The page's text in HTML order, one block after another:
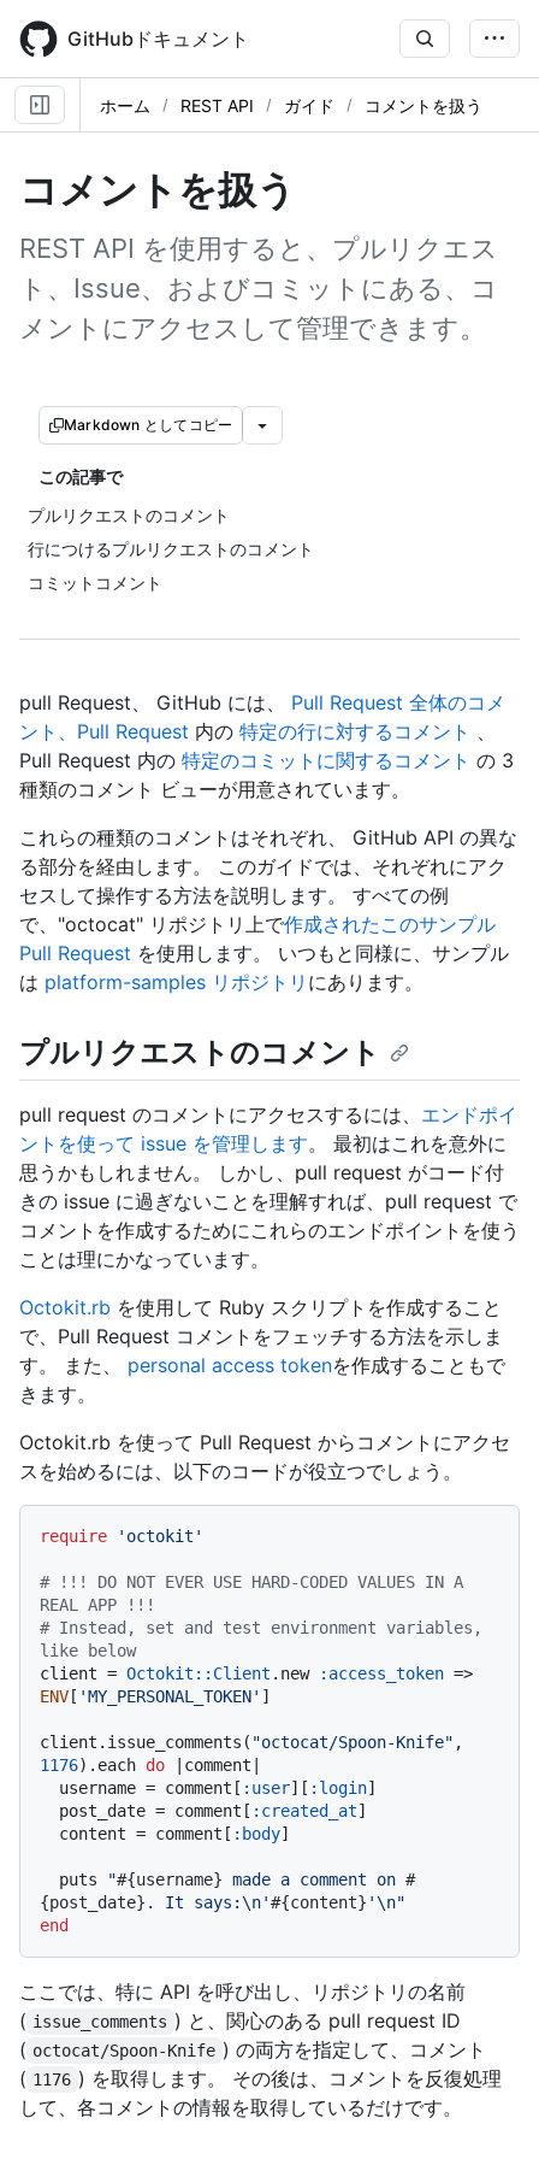
main
content
GitHubドキュメント
ホーム REST API ガイド コメントを扱う
コメントを扱う
REST API を使用すると、プルリクエス
ト、Issue、およびコミットにある、コ
メントにアクセスして管理できます。
Markdown としてコピー
この記事で
プルリクエストのコメント
行につけるプルリクエストのコメント
コミットコメント
pull Request、 GitHub には、 Pull Request 全体のコメ
ント、Pull Request 内の 特定の行に対するコメント 、
Pull Request 内の 特定のコミットに関するコメント の 3
種類のコメント ビューが用意されています。
これらの種類のコメントはそれぞれ、 GitHub API の異な
る部分を経由します。 このガイドでは、それぞれにアク
セスして操作する方法を説明します。 すべての例
で、"octocat" リポジトリ上で作成されたこのサンプル
Pull Request を使用します。 いつもと同様に、サンプル
は platform-samples リポジトリ にあります。
プルリクエストのコメント
pull request のコメントにアクセスするには、 エンドポイ
ントを使って issue を管理します。 最初はこれを意外に
思うかもしれません。 しかし、pull request がコード付
きの issue に過ぎないことを理解すれば、pull request で
コメントを作成するためにこれらのエンドポイントを使う
ことは理にかなっています。
Octokit.rb を使用して Ruby スクリプトを作成すること
で、Pull Request コメントをフェッチする方法を示しま
す。 また、 personal access tokenを作成することもで
きます。
Octokit.rb を使って Pull Request からコメントにアクセ
スを始めるには、以下のコードが役立つでしょう。
require 'octokit'
# !!! DO NOT EVER USE HARD-CODED VALUES IN A
REAL APP !!!
# Instead, set and test environment variables,
like below
client = Octokit::Client .new :access_token
ENV [ 'MY_PERSONAL_TOKEN' ]
client.issue_comments( "octocat/Spoon-Knife"
1176).each do comment
  username = comment[
:user][ :login]
  post_date = comment[
:created_at]
  content = comment[
:body]
  puts
"#{username} made a comment on #
{post_date} . It says:\n'#{content} '\n"
end
ここでは、特に API を呼び出し、リポジトリの名前
( issue_comments ) と、関心のある pull request ID
( octocat/Spoon-Knife ) の両方を指定して、コメント
( 1176 ) を取得します。 その後は、コメントを反復処理
して、各コメントの情報を取得しているだけです。